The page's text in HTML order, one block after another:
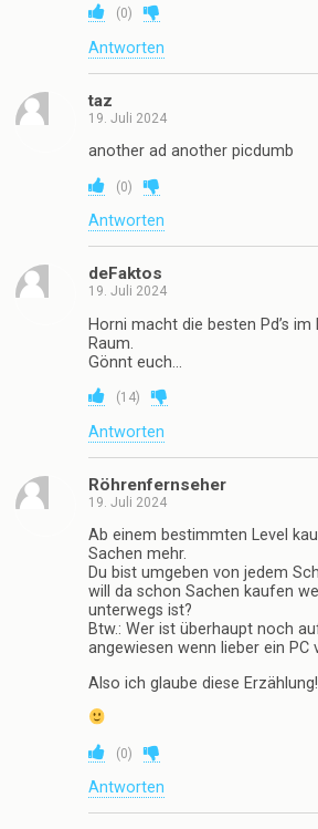
(0)
Antworten
taz
19. Juli 2024
another ad another picdumb
(0)
Antworten
deFaktos
19. Juli 2024
Horni macht die besten Pd’s
Raum.
Gönnt euch…
(14)
Antworten
Röhrenfernseher
19. Juli 2024
Ab einem bestimmten Level
Sachen mehr.
Du bist umgeben von jedem
will da schon Sachen kaufen
unterwegs ist?
Btw.: Wer ist überhaupt noch
angewiesen wenn lieber ein PC
Also ich glaube diese Erzählung!
(0)
Antworten